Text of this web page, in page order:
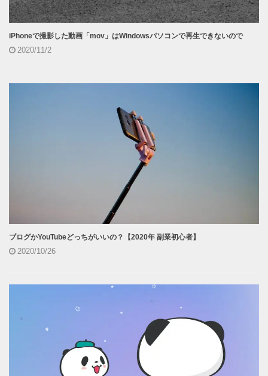
iPhoneで撮影した動画「mov」はWindowsパソコンで再生できないので
2020/11/2
ブログかYouTubeどっちがいいの？【2020年 副業初心者】
2020/10/26